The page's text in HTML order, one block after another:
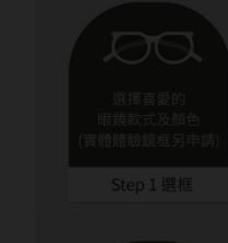
硬式專用藥水